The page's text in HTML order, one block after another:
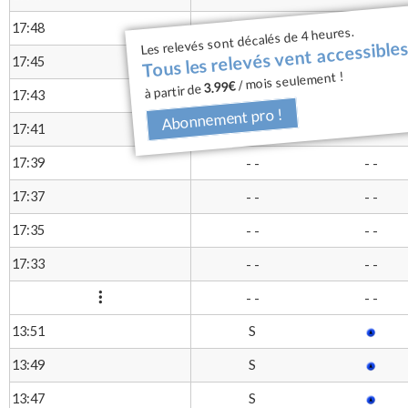
Les relevés sont décalés de 4 heures.
Tous les relevés vent
à partir de3.99€ / mois seulement !
Abonnement pro !
17:48
17:45 - - - -
17:43
17:41 - -
17:39 - - - -
17:37 - - - -
17:35 - - - -
17:33 - - - -
- - - -
13:51 S
13:49 S
13:47 S